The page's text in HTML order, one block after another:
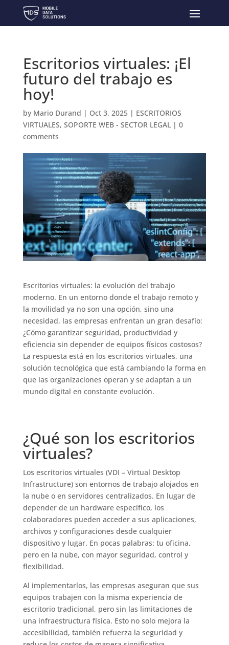
Escritorios virtuales: ¡El
futuro del trabajo es
hoy!
by Mario Durand | Oct 3, 2025| ESCRITORIOS
VIRTUALES, SOPORTE WEB - SECTOR LEGAL| 0
comments
Escritorios virtuales: la evolución del trabajo
moderno. En un entorno donde el trabajo remoto y
la movilidad ya no son una opción, sino una
necesidad, las empresas enfrentan un gran desafío:
¿Cómo garantizar seguridad, productividad y
eficiencia sin depender de equipos físicos costosos?
La respuesta está en los escritorios virtuales, una
solución tecnológica que está cambiando la forma en
que las organizaciones operan y se adaptan a un
mundo digital en constante evolución.
¿Qué son los escritorios
virtuales?
Los escritorios virtuales (VDI – Virtual Desktop
Infrastructure) son entornos de trabajo alojados en
la nube o en servidores centralizados. En lugar de
depender de un hardware específico, los
colaboradores pueden acceder a sus aplicaciones,
archivos y configuraciones desde cualquier
dispositivo y lugar. En pocas palabras: tu oficina,
pero en la nube, con mayor seguridad, control y
flexibilidad.
Al implementarlos, las empresas aseguran que sus
equipos trabajen con la misma experiencia de
escritorio tradicional, pero sin las limitaciones de
una infraestructura física. Esto no solo mejora la
accesibilidad, también refuerza la seguridad y